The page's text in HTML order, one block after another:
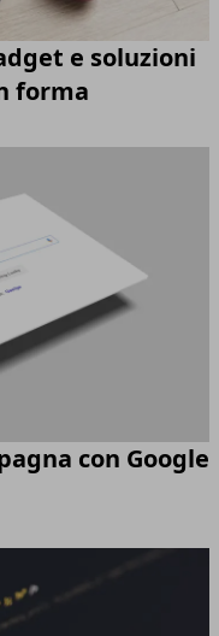
e soluzioni
forma
con Google